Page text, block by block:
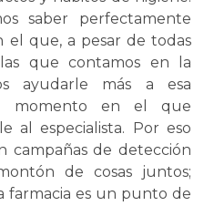
saber perfectamente
que, a pesar de todas
que contamos en la
ayudarle más a esa
momento en el que
al especialista. Por eso
campañas de detección
de cosas juntos;
farmacia es un punto de